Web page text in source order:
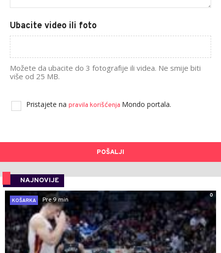
Ubacite video ili foto
Možete da ubacite do 3 fotografije ili videa. Ne smije biti
više od 25 MB.
Pristajete na pravila korišćenja Mondo portala.
POŠALJI
NAJNOVIJE
0
KOŠARKA
Pre 9 min